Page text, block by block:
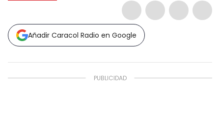
Añadir Caracol Radio en Google